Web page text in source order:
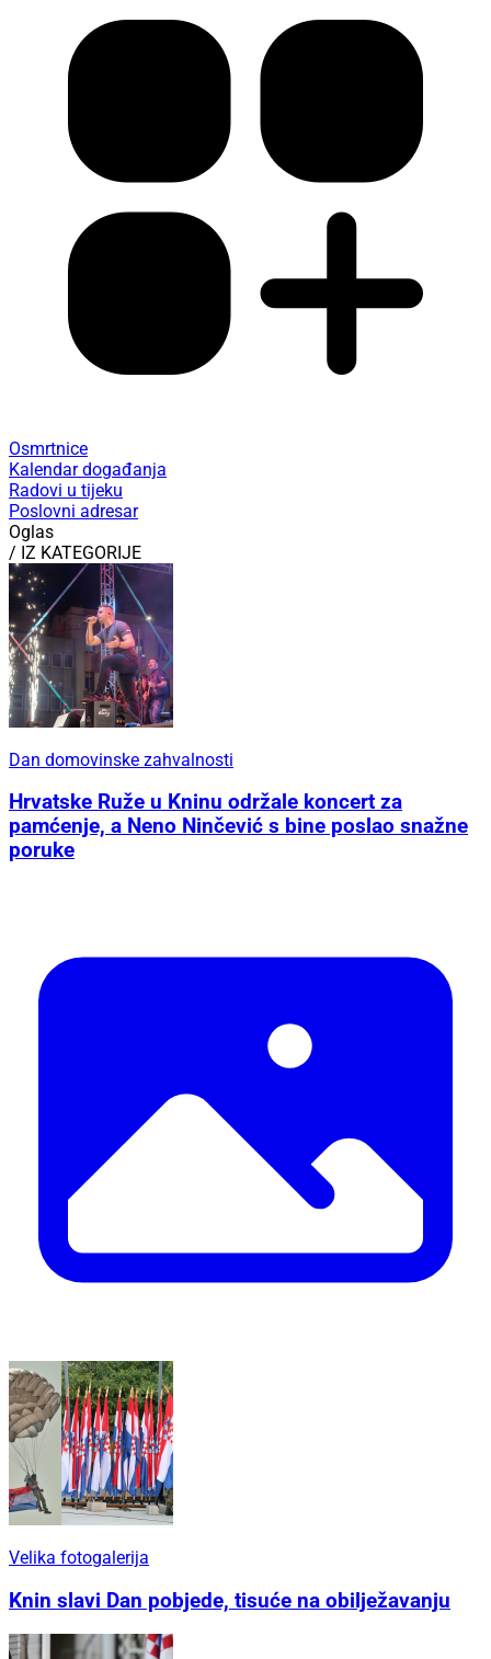
Osmrtnice
Kalendar događanja
Radovi u tijeku
Poslovni adresar
Oglas
/ IZ KATEGORIJE
Dan domovinske zahvalnosti
Hrvatske Ruže u Kninu održale koncert za
pamćenje, a Neno Ninčević s bine poslao snažne
poruke
Velika fotogalerija
Knin slavi Dan pobjede, tisuće na obilježavanju